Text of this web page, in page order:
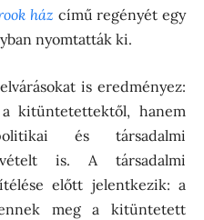
ház című regényét egy
nyomtatták ki.
is eredményez:
kitüntetettektől, hanem
és társadalmi
is. A társadalmi
előtt jelentkezik: a
meg a kitüntetett